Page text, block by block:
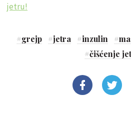
jetru!
#grejp #jetra #inzulin #
#čišćenje